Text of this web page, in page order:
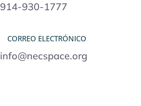
914-930-1777
CORREO ELECTRÓNICO
info@necspace.org